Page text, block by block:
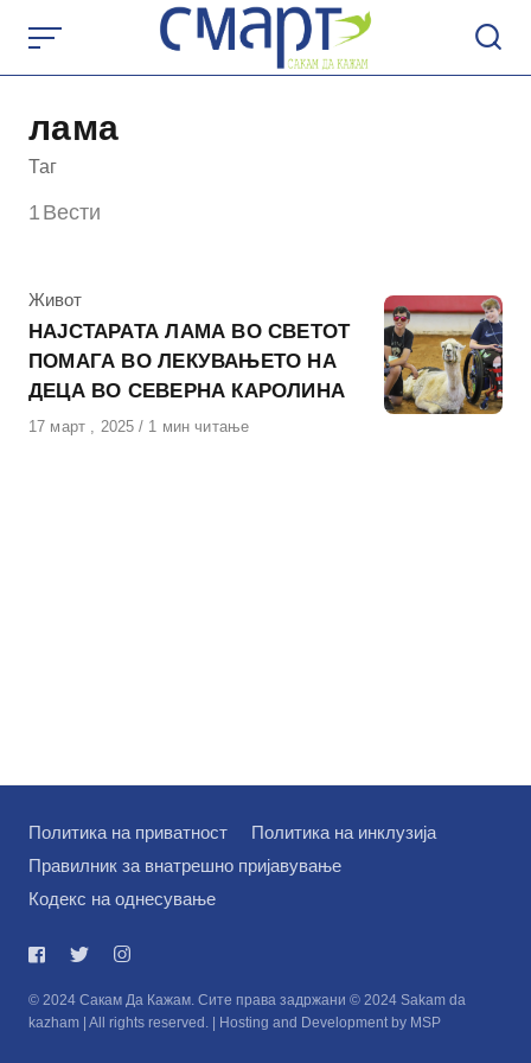
content
лама
Таг
1 Вести
КАтегорија
Живот
НАЈСТАРАТА ЛАМА ВО СВЕТОТ
ПОМАГА ВО ЛЕКУВАЊЕТО НА
ДЕЦА ВО СЕВЕРНА КАРОЛИНА
Објавено
17 март , 2025 1 мин читање
Политика на приватност
Политика на инклузија
Правилник за внатрешно пријавување
Кодекс на однесување
© 2024 Сакам Да Кажам. Сите права задржани © 2024 Sakam da
kazham | All rights reserved. | Hosting and Development by MSP